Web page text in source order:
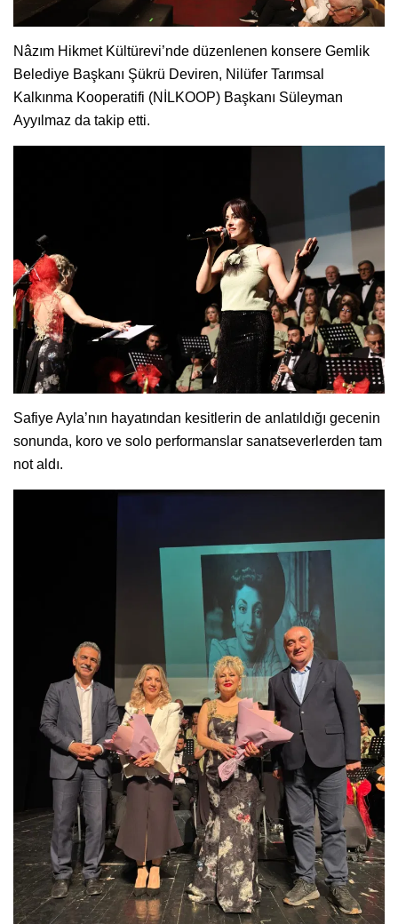
Nâzım Hikmet Kültürevi’nde düzenlenen konsere Gemlik
Belediye Başkanı Şükrü Deviren, Nilüfer Tarımsal
Kalkınma Kooperatifi (NİLKOOP) Başkanı Süleyman
Ayyılmaz da takip etti.
Safiye Ayla’nın hayatından kesitlerin de anlatıldığı gecenin
sonunda, koro ve solo performanslar sanatseverlerden tam
not aldı.